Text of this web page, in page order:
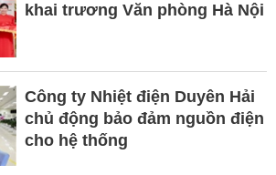
khai trương Văn phòng Hà Nội
Công ty Nhiệt điện Duyên Hải
chủ động bảo đảm nguồn điện
cho hệ thống